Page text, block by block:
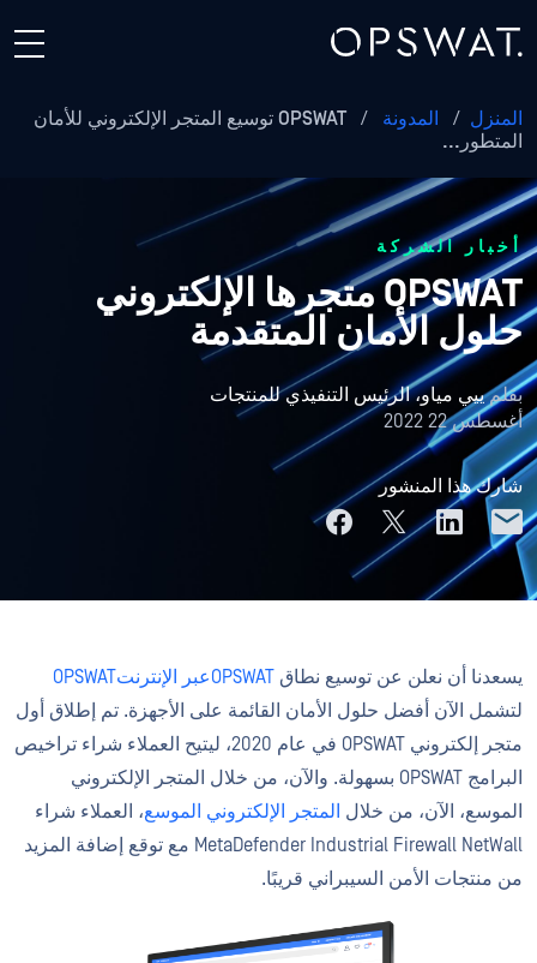
المنزل / المدونة /
OPSWAT توسيع المتجر الإلكتروني للأمان
المتطور...
أخبار الشركة
OPSWAT متجرها الإلكتروني
حلول الأمان المتقدمة
بقلمييي مياو، الرئيس التنفيذي للمنتجات
أغسطس 22 2022
شارك هذا المنشور
يسعدنا أن نعلن عن توسيع نطاق OPSWATعبر الإنترنتOPSWAT
لتشمل الآن أفضل حلول الأمان القائمة على الأجهزة. تم إطلاق أول
متجر إلكتروني OPSWAT في عام 2020، ليتيح العملاء شراء تراخيص
البرامج OPSWAT بسهولة. والآن، من خلال المتجر الإلكتروني
الموسع، الآن، من خلال المتجر الإلكتروني الموسع، العملاء شراء
MetaDefender Industrial Firewall NetWall مع توقع إضافة المزيد
من منتجات الأمن السيبراني قريبًا.